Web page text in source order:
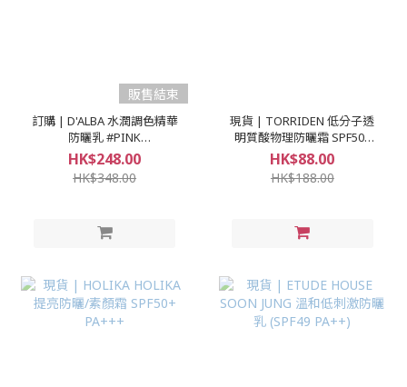
販售結束
訂購 | D'ALBA 水潤調色精華
防曬乳 #PINK
CORRECTING (50ml+50ml)
HK$248.00
HK$348.00
現貨 | TORRIDEN 低分子透
明質酸物理防曬霜 SPF50+
PA++++
HK$88.00
HK$188.00